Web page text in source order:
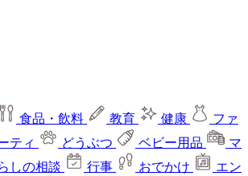
食品・飲料 教育 健康
ファ
ティ どうぶつ ベビー用品
マ
しの相談 行事 おでかけ
エン